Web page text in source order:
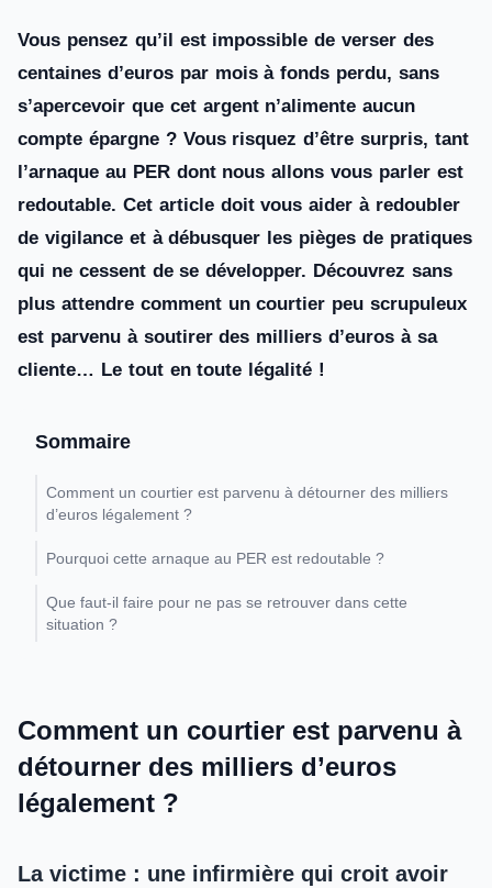
Vous pensez qu’il est impossible de verser des
centaines d’euros par mois à fonds perdu, sans
s’apercevoir que cet argent n’alimente aucun
compte épargne ? Vous risquez d’être surpris, tant
l’arnaque au PER dont nous allons vous parler est
redoutable. Cet article doit vous aider à redoubler
de vigilance et à débusquer les pièges de pratiques
qui ne cessent de se développer. Découvrez sans
plus attendre comment un courtier peu scrupuleux
est parvenu à soutirer des milliers d’euros à sa
cliente… Le tout en toute légalité !
Sommaire
Comment un courtier est parvenu à détourner des milliers
d’euros légalement ?
Pourquoi cette arnaque au PER est redoutable ?
Que faut-il faire pour ne pas se retrouver dans cette
situation ?
Comment un courtier est parvenu à
détourner des milliers d’euros
légalement ?
La victime : une infirmière qui croit avoir